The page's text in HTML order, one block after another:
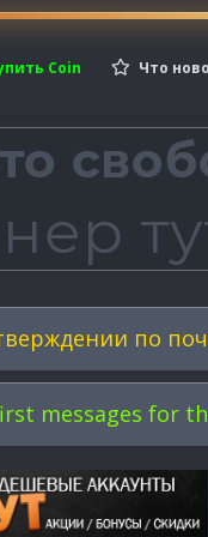
Coin Что
по
messages for